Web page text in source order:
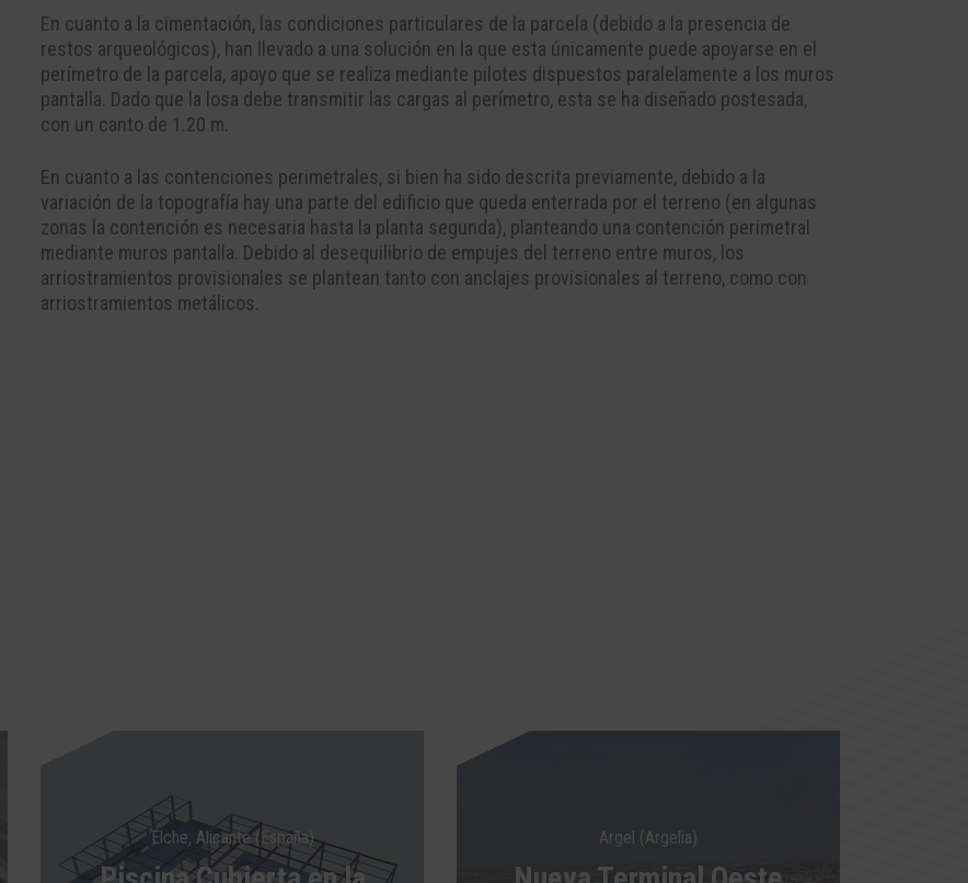
En cuanto a la cimentación, las condiciones particulares de la parcela (debido a la presencia de
restos arqueológicos), han llevado a una solución en la que esta únicamente puede apoyarse en el
perímetro de la parcela, apoyo que se realiza mediante pilotes dispuestos paralelamente a los muros
pantalla. Dado que la losa debe transmitir las cargas al perímetro, esta se ha diseñado postesada,
con un canto de 1.20 m.
En cuanto a las contenciones perimetrales, si bien ha sido descrita previamente, debido a la
variación de la topografía hay una parte del edificio que queda enterrada por el terreno (en algunas
zonas la contención es necesaria hasta la planta segunda), planteando una contención perimetral
mediante muros pantalla. Debido al desequilibrio de empujes del terreno entre muros, los
arriostramientos provisionales se plantean tanto con anclajes provisionales al terreno, como con
arriostramientos metálicos.
Elche, Alicante (España) Argel (Argelia)